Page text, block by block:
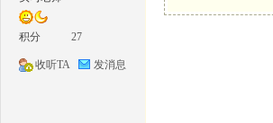
积分 27
收听TA 发消息